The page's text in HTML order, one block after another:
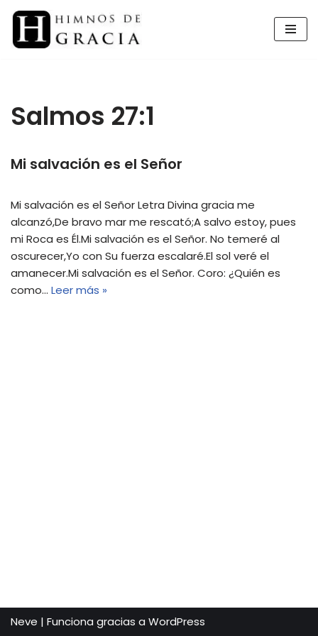
Saltar
Salmos 27:1
Mi salvación es el Señor
Mi salvación es el Señor Letra Divina gracia me
alcanzó,De bravo mar me rescató;A salvo estoy, pues
mi Roca es Él.Mi salvación es el Señor. No temeré al
oscurecer,Yo con Su fuerza escalaré.El sol veré el
amanecer.Mi salvación es el Señor. Coro: ¿Quién es
como… Leer más »
Neve | Funciona gracias a WordPress